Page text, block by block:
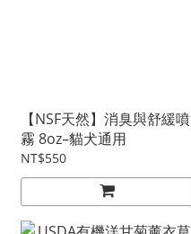
【NSF天然】消臭與舒緩噴
霧 8oz–貓犬通用
NT$550